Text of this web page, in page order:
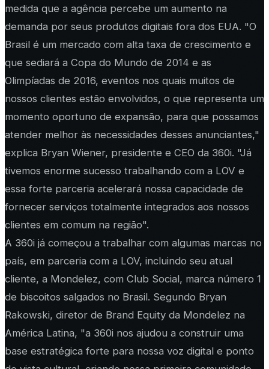
medida que a agência percebe um aumento na
demanda por seus produtos digitais fora dos EUA. "O
Brasil é um mercado com alta taxa de crescimento e
que sediará a Copa do Mundo de 2014 e as
Olimpíadas de 2016, eventos nos quais muitos de
nossos clientes estão envolvidos, o que representa um
momento oportuno de expansão, para que possamos
atender melhor às necessidades desses anunciantes,"
explica Bryan Wiener, presidente e CEO da 360i. "Já
tivemos enorme sucesso trabalhando com a LOV e
essa forte parceria acelerará nossa capacidade de
fornecer serviços totalmente integrados aos nossos
clientes em comum na região".
A 360i já começou a trabalhar com algumas marcas no
país, em parceria com a LOV, incluindo seu atual
cliente, a Mondelez, com Club Social, marca número 1
de biscoitos salgados no Brasil. Segundo Bryan
Rakowski, diretor de Brand Equity da Mondelez na
América Latina, "a 360i nos ajudou a construir uma
base estratégica forte para nossa voz digital e ponto